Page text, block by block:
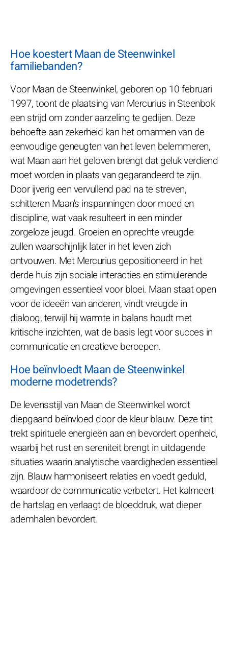
Hoe koestert Maan de Steenwinkel
familiebanden?
Voor Maan de Steenwinkel, geboren op 10 februari
1997, toont de plaatsing van Mercurius in Steenbok
een strijd om zonder aarzeling te gedijen. Deze
behoefte aan zekerheid kan het omarmen van de
eenvoudige geneugten van het leven belemmeren,
wat Maan aan het geloven brengt dat geluk verdiend
moet worden in plaats van gegarandeerd te zijn.
Door ijverig een vervullend pad na te streven,
schitteren Maan's inspanningen door moed en
discipline, wat vaak resulteert in een minder
zorgeloze jeugd. Groeien en oprechte vreugde
zullen waarschijnlijk later in het leven zich
ontvouwen. Met Mercurius gepositioneerd in het
derde huis zijn sociale interacties en stimulerende
omgevingen essentieel voor bloei. Maan staat open
voor de ideeën van anderen, vindt vreugde in
dialoog, terwijl hij warmte in balans houdt met
kritische inzichten, wat de basis legt voor succes in
communicatie en creatieve beroepen.
Hoe beïnvloedt Maan de Steenwinkel
moderne modetrends?
De levensstijl van Maan de Steenwinkel wordt
diepgaand beïnvloed door de kleur blauw. Deze tint
trekt spirituele energieën aan en bevordert openheid,
waarbij het rust en sereniteit brengt in uitdagende
situaties waarin analytische vaardigheden essentieel
zijn. Blauw harmoniseert relaties en voedt geduld,
waardoor de communicatie verbetert. Het kalmeert
de hartslag en verlaagt de bloeddruk, wat dieper
ademhalen bevordert.